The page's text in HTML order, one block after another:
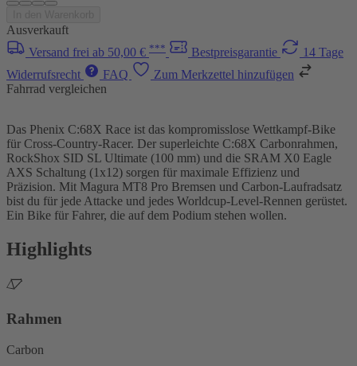
Ausverkauft
Versand frei ab 50,00 € *** Bestpreisgarantie
14 Tage
Widerrufsrecht
FAQ
Zum Merkzettel hinzufügen
Fahrrad vergleichen
Das Phenix C:68X Race ist das kompromisslose Wettkampf-Bike
für Cross-Country-Racer. Der superleichte C:68X Carbonrahmen,
RockShox SID SL Ultimate (100 mm) und die SRAM X0 Eagle
AXS Schaltung (1x12) sorgen für maximale Effizienz und
Präzision. Mit Magura MT8 Pro Bremsen und Carbon-Laufradsatz
bist du für jede Attacke und jedes Worldcup-Level-Rennen gerüstet.
Ein Bike für Fahrer, die auf dem Podium stehen wollen.
Highlights
Rahmen
Carbon